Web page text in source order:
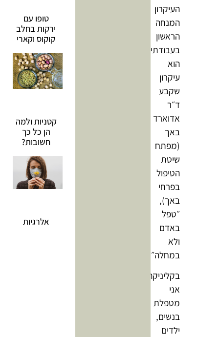
העיקרון
המנחה
הראשון
בעבודתי
הוא
עיקרון
שקבע
ד״ר
אדוארד
באך
(מפתח
שיטת
הטיפול
בפרחי
באך),
״טפל
באדם
ולא
במחלה״.
בקליניקה
אני
מטפלת
בנשים,
ילדים
טופו עם
ירקות בחלב
קוקוס וקארי
קטניות ולמה
הן כל כך
חשובות?
אלרגיות